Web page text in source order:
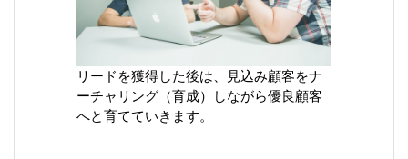
リードを獲得した後は、見込み顧客をナ
ーチャリング（育成）しながら優良顧客
へと育てていきます。